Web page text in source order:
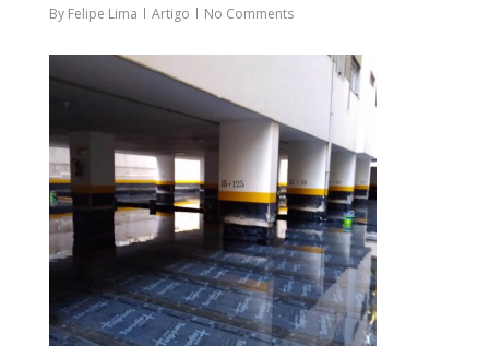
By Felipe Lima Artigo No Comments